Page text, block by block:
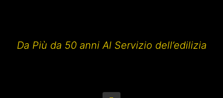
Da Più da 50 anni Al Servizio dell’edilizia